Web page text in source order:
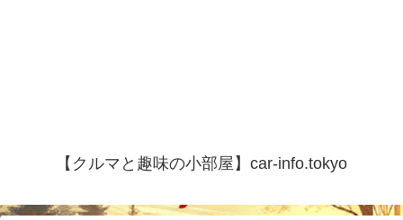
【クルマと趣味の小部屋】car-info.tokyo